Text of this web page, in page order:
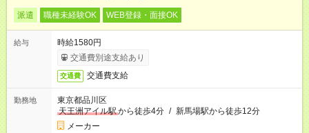
派遣 職種未経験OK WEB登録・面接OK
給与
時給1580円
交通費別途支給あり
交通費 交通費支給
勤務地
東京都品川区
天王洲アイル駅から徒歩4分 / 新馬場駅から徒歩12分
メーカー